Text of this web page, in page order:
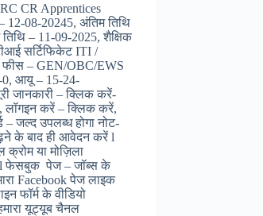
CR Apprentices
12-08-20245, अंतिम तिथि
– 11-09-2025, शैक्षिक
सर्टिफिकेट ITI /
– GEN/OBC/EWS
0, आयू – 15-24-
जानकारी – क्लिक करें-
लॉगइन करें – क्लिक करें,
– जल्द उपलब्ध होगा नोट-
के बाद ही आवेदन करें l
क्रोम या मोज़िला
l फेसबुक पेज – जॉब्स के
Facebook पेज लाइक
फॉर्म के वीडियो
यूट्यूब चैनल